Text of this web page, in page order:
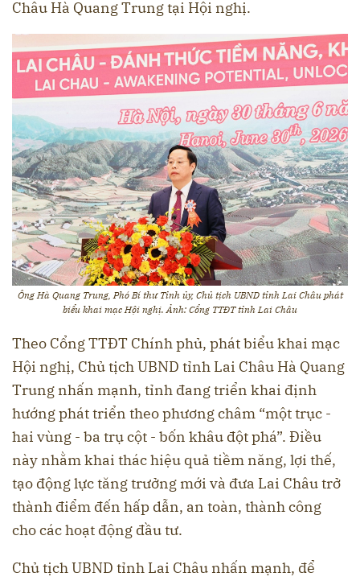
Châu Hà Quang Trung tại Hội nghị.
Ông Hà Quang Trung, Phó Bí thư Tỉnh ủy, Chủ tịch UBND tỉnh Lai Châu phát
biểu khai mạc Hội nghị. Ảnh: Cổng TTĐT tỉnh Lai Châu
Theo Cổng TTĐT Chính phủ, phát biểu khai mạc
Hội nghị, Chủ tịch UBND tỉnh Lai Châu Hà Quang
Trung nhấn mạnh, tỉnh đang triển khai định
hướng phát triển theo phương châm “một trục -
hai vùng - ba trụ cột - bốn khâu đột phá”. Điều
này nhằm khai thác hiệu quả tiềm năng, lợi thế,
tạo động lực tăng trưởng mới và đưa Lai Châu trở
thành điểm đến hấp dẫn, an toàn, thành công
cho các hoạt động đầu tư.
Chủ tịch UBND tỉnh Lai Châu nhấn mạnh, để